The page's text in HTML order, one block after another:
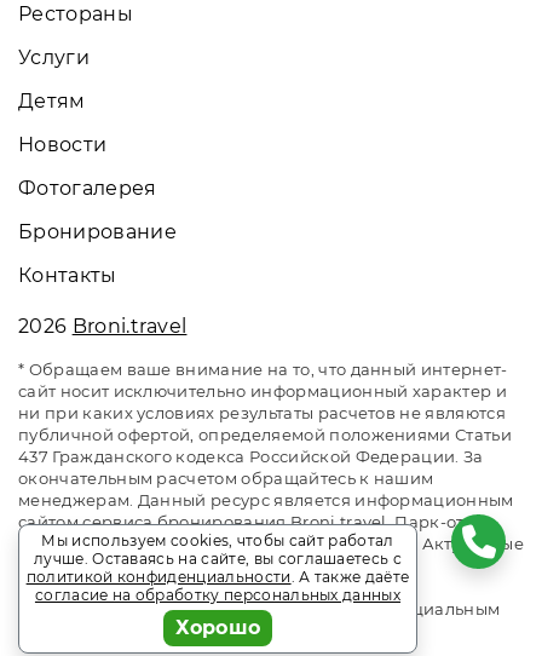
Рестораны
Услуги
Детям
Новости
Фотогалерея
Бронирование
Контакты
2026 Broni.travel
* Обращаем ваше внимание на то, что данный интернет-
сайт носит исключительно информационный характер и
ни при каких условиях результаты расчетов не являются
публичной офертой, определяемой положениями Статьи
437 Гражданского кодекса Российской Федерации. За
окончательным расчетом обращайтесь к нашим
менеджерам. Данный ресурс является информационным
сайтом сервиса бронирования Broni.travel. Парк-отель
«Небуг». Сайт онлайн бронирования номеров. Актуальные
цены, прайс-листы и наличие мест. Акции и
спецпредложения. Выгодное бронирование.
Индивидуальный менеджер. Не является официальным
сайтом объекта размещения.
Мы используем cookies, чтобы сайт работал
лучше. Оставаясь на сайте, вы соглашаетесь с
политикой конфиденциальности. А также даёте
согласие на обработку персональных данных
Хорошо